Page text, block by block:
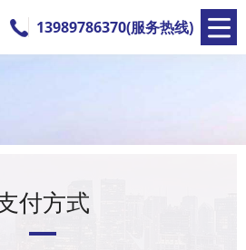
13989786370(服务热线)
付方式